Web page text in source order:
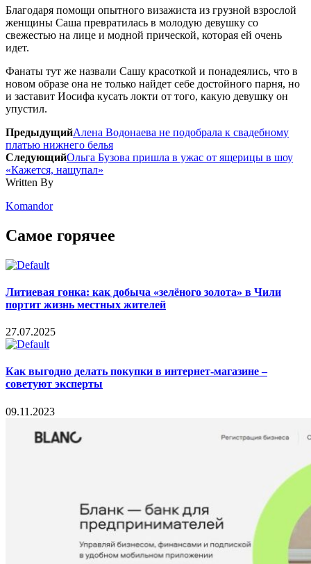
Благодаря помощи опытного визажиста из грузной взрослой
женщины Саша превратилась в молодую девушку со
свежестью на лице и модной прической, которая ей очень
идет.
Фанаты тут же назвали Сашу красоткой и понадеялись, что в
новом образе она не только найдет себе достойного парня, но
и заставит Иосифа кусать локти от того, какую девушку он
упустил.
ПредыдущийАлена Водонаева не подобрала к свадебному
платью нижнего белья
СледующийОльга Бузова пришла в ужас от ящерицы в шоу
«Кажется, нащупал»
Written By
Komandor
Самое горячее
Литиевая гонка: как добыча «зелёного золота» в Чили
портит жизнь местных жителей
27.07.2025
Как выгодно делать покупки в интернет-магазине –
советуют эксперты
09.11.2023